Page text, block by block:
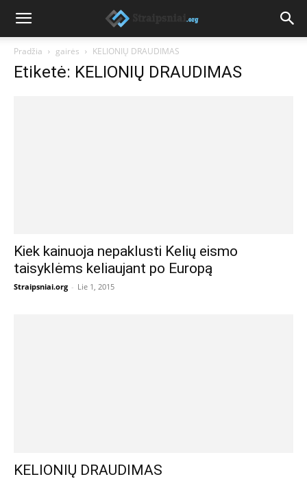
Pradžia gairės KELIONIŲ DRAUDIMAS
Etiketė: KELIONIŲ DRAUDIMAS
Kiek kainuoja nepaklusti Kelių eismo
taisyklėms keliaujant po Europą
Straipsniai.org - Lie 1, 2015
KELIONIŲ DRAUDIMAS